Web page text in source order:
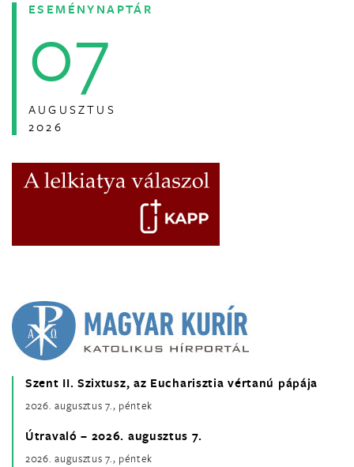
ESEMÉNYNAPTÁR
07
AUGUSZTUS
2026
Szent II. Szixtusz, az Eucharisztia vértanú pápája
2026. augusztus 7., péntek
Útravaló – 2026. augusztus 7.
2026. augusztus 7., péntek